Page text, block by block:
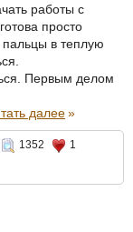
работы с
просто
пальцы в теплую
Первым делом
далее»
1352
1